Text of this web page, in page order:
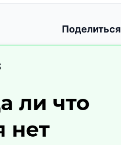
Поделиться